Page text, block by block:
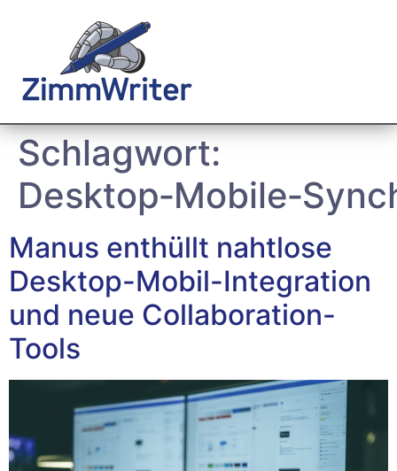
Schlagwort:
Manus enthüllt nahtlose
Desktop-Mobil-Integration
und neue Collaboration-
Tools